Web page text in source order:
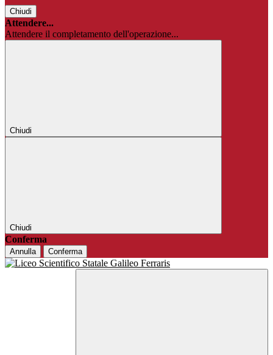
Chiudi
Attendere...
Attendere il completamento dell'operazione...
Chiudi
Chiudi
Conferma
Annulla Conferma